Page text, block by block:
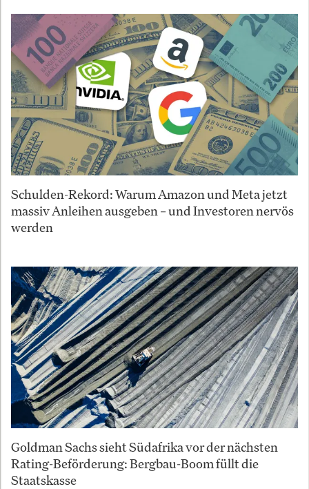
Schulden-Rekord: Warum Amazon und Meta jetzt
massiv Anleihen ausgeben – und Investoren nervös
werden
Goldman Sachs sieht Südafrika vor der nächsten
Rating-Beförderung: Bergbau-Boom füllt die
Staatskasse